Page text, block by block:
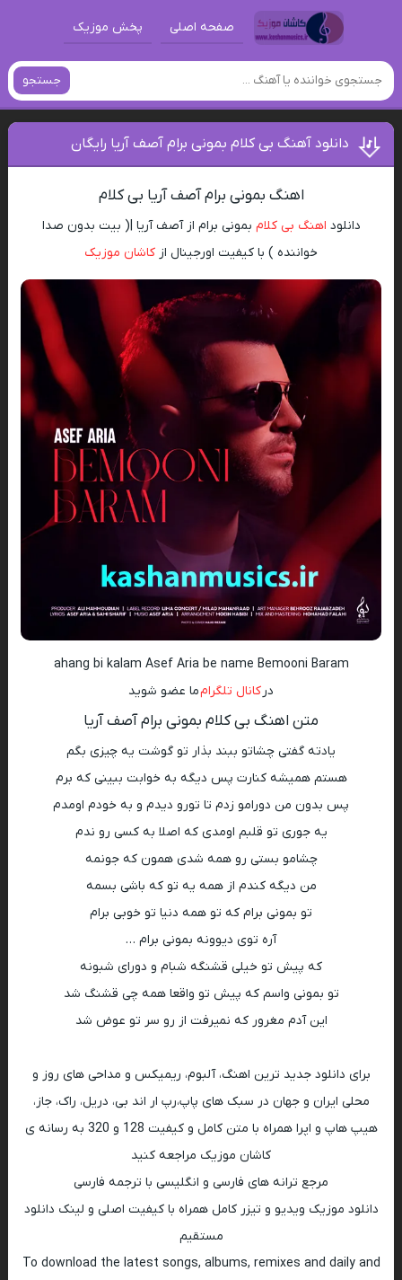
صفحه اصلی پخش موزیک
جستجو
دانلود آهنگ بی کلام بمونی برام آصف آریا رایگان
اهنگ بمونی برام آصف آریا بی کلام
دانلود اهنگ بی کلام بمونی برام از آصف آریا |( بیت بدون صدا
خواننده ) با کیفیت اورجینال از کاشان موزیک
ahang bi kalam Asef Aria be name Bemooni Baram
در کانال تلگرامما عضو شوید
متن اهنگ بی کلام بمونی برام آصف آریا
یادته گفتی چشاتو ببند بذار تو گوشت یه چیزی بگم
هستم همیشه کنارت پس دیگه به خوابت ببینی که برم
پس بدون من دورامو زدم تا تورو دیدم و به خودم اومدم
یه جوری تو قلبم اومدی که اصلا به کسی رو ندم
چشامو بستی رو همه شدی همون که جونمه
من دیگه کندم از همه یه تو که باشی بسمه
تو بمونی برام که تو همه دنیا تو خوبی برام
آره توی دیوونه بمونی برام …
که پیش تو خیلی قشنگه شبام و دورای شبونه
تو بمونی واسم که پیش تو واقعا همه چی قشنگ شد
این آدم مغرور که نمیرفت از رو سر تو عوض شد
برای دانلود جدید ترین اهنگ، آلبوم، ریمیکس و مداحی های روز و
محلی ایران و جهان در سبک های پاپ،رپ ار اند بی، دریل، راک، جاز،
هیپ هاپ و اپرا همراه با متن کامل و کیفیت 128 و 320 به رسانه ی
کاشان موزیک مراجعه کنید
مرجع ترانه های فارسی و انگلیسی با ترجمه فارسی
دانلود موزیک ویدیو و تیزر کامل همراه با کیفیت اصلی و لینک دانلود
مستقیم
To download the latest songs, albums, remixes and daily and